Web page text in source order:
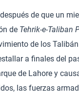
de que un
de Tehrik-e-Taliban
de los
a finales del
de Lahore y
las fuerzas